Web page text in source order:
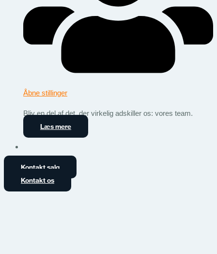
Åbne stillinger
Bliv en del af det, der virkelig adskiller os: vores team.
Læs mere
Kontakt salg
Kontakt os